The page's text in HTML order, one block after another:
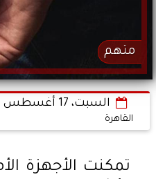
متهم
السبت، 17 أغسطس 2024
القاهرة
تمكنت الأجهزة